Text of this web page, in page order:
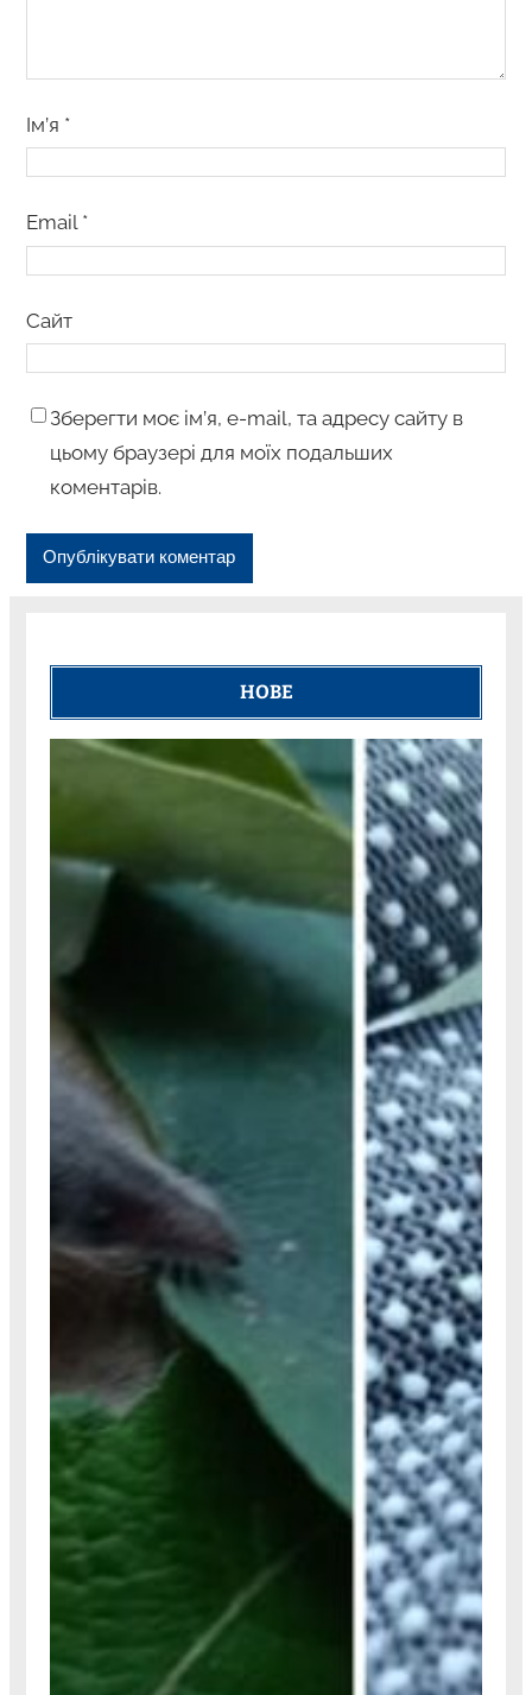
Ім’я *
Email *
Сайт
Зберегти моє ім’я, e-mail, та адресу сайту в
цьому браузері для моїх подальших
коментарів.
НОВЕ